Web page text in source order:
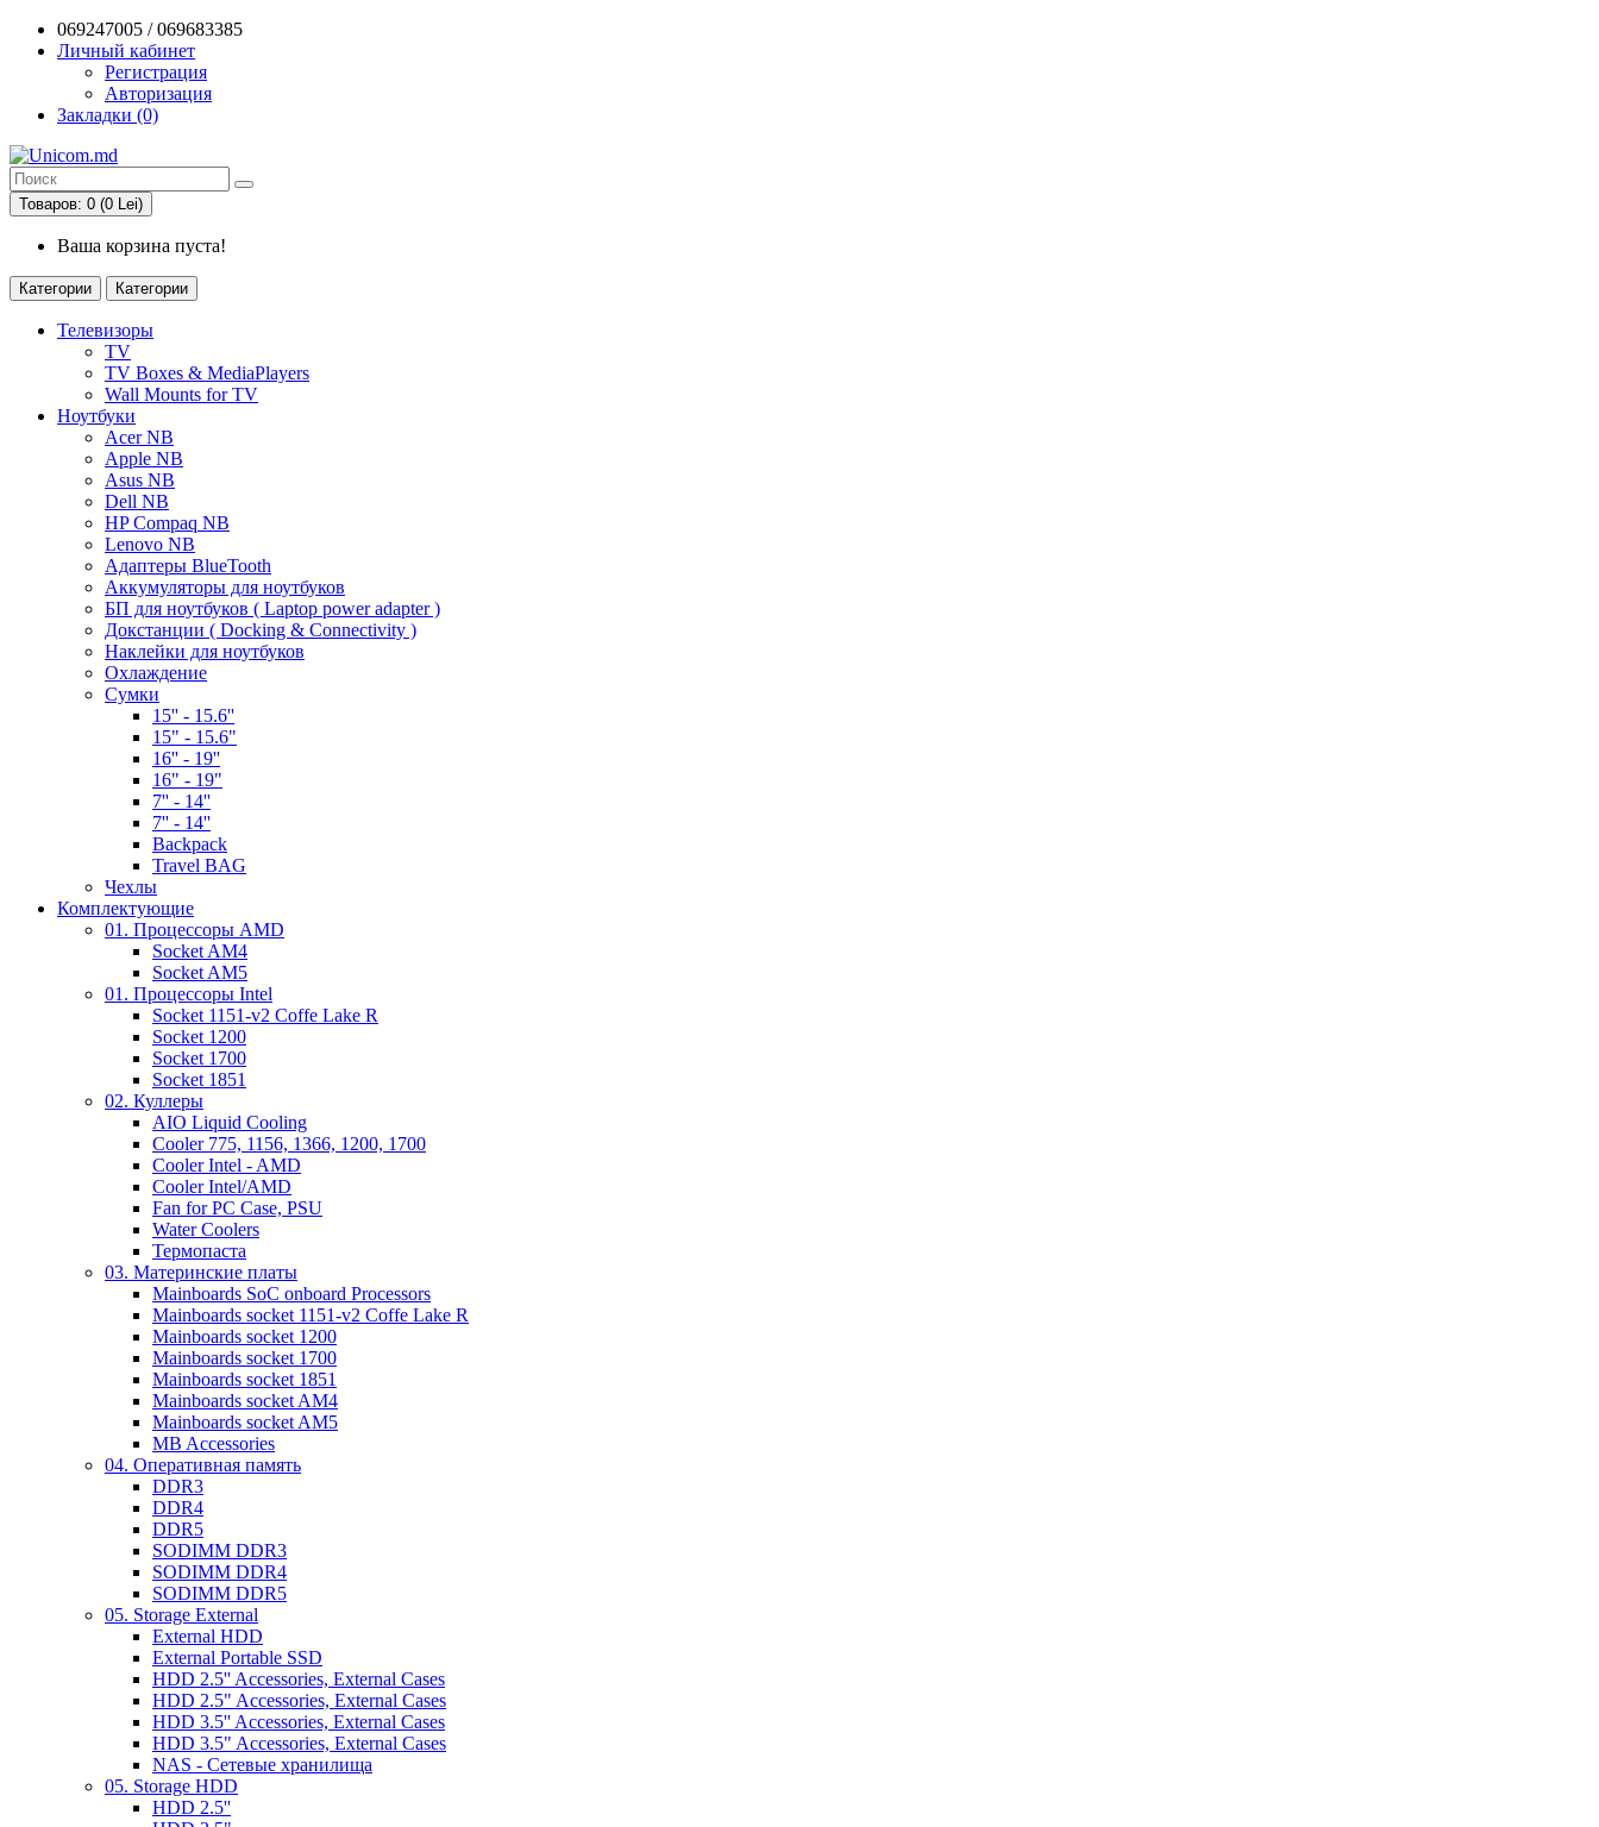
069247005 / 069683385
Личный кабинет
Регистрация
Авторизация
Закладки (0)
Товаров: 0 (0 Lei)
Ваша корзина пуста!
Категории Категории
Телевизоры
TV
TV Boxes & MediaPlayers
Wall Mounts for TV
Ноутбуки
Acer NB
Apple NB
Asus NB
Dell NB
HP Compaq NB
Lenovo NB
Адаптеры BlueTooth
Аккумуляторы для ноутбуков
БП для ноутбуков ( Laptop power adapter )
Докстанции ( Docking & Connectivity )
Наклейки для ноутбуков
Охлаждение
Сумки
15'' - 15.6''
15" - 15.6"
16'' - 19''
16" - 19"
7'' - 14''
7'' - 14''
Backpack
Travel BAG
Чехлы
Комплектующие
01. Процессоры AMD
Socket AM4
Socket AM5
01. Процессоры Intel
Socket 1151-v2 Coffe Lake R
Socket 1200
Socket 1700
Socket 1851
02. Куллеры
AIO Liquid Cooling
Cooler 775, 1156, 1366, 1200, 1700
Cooler Intel - AMD
Cooler Intel/AMD
Fan for PC Case, PSU
Water Coolers
Термопаста
03. Материнские платы
Mainboards SoC onboard Processors
Mainboards socket 1151-v2 Coffe Lake R
Mainboards socket 1200
Mainboards socket 1700
Mainboards socket 1851
Mainboards socket AM4
Mainboards socket AM5
MB Accessories
04. Оперативная память
DDR3
DDR4
DDR5
SODIMM DDR3
SODIMM DDR4
SODIMM DDR5
05. Storage External
External HDD
External Portable SSD
HDD 2.5'' Accessories, External Cases
HDD 2.5" Accessories, External Cases
HDD 3.5'' Accessories, External Cases
HDD 3.5" Accessories, External Cases
NAS - Сетевые хранилища
05. Storage HDD
HDD 2.5''